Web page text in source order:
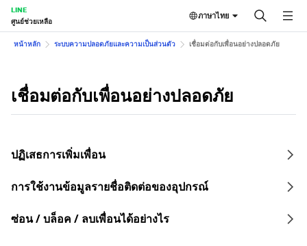
LINE
ศูนย์ช่วยเหลือ
ภาษาไทย
หน้าหลัก ระบบความปลอดภัยและความเป็นส่วนตัว เชื่อมต่อกับเพื่อนอย่างปลอดภัย
เชื่อมต่อกับเพื่อนอย่างปลอดภัย
ปฏิเสธการเพิ่มเพื่อน
การใช้งานข้อมูลรายชื่อติดต่อของอุปกรณ์
ซ่อน / บล็อค / ลบเพื่อนได้อย่างไร